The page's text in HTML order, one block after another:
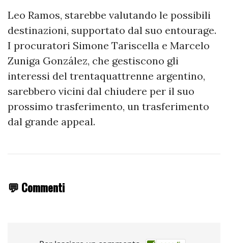
Leo Ramos, starebbe valutando le possibili
destinazioni, supportato dal suo entourage.
I procuratori Simone Tariscella e Marcelo
Zuniga González, che gestiscono gli
interessi del trentaquattrenne argentino,
sarebbero vicini dal chiudere per il suo
prossimo trasferimento, un trasferimento
dal grande appeal.
💬 Commenti